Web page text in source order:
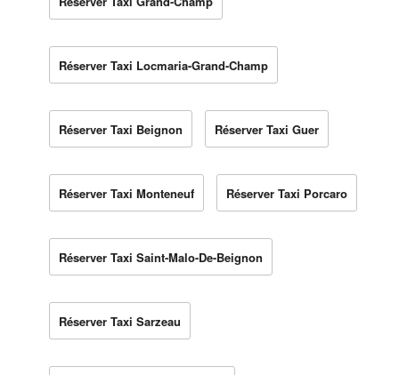
Réserver Taxi Locmaria-Grand-Champ
Réserver Taxi Beignon Réserver Taxi Guer
Réserver Taxi Monteneuf Réserver Taxi Porcaro
Réserver Taxi Saint-Malo-De-Beignon
Réserver Taxi Sarzeau